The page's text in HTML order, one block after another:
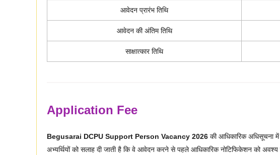
आवेदन प्रारंभ तिथि
आवेदन की अंतिम तिथि
साक्षात्कार तिथि
Application Fee
Begusarai DCPU Support Person Vacancy 2026 की आधिकारिक अधिसूचना
अभ्यर्थियों को सलाह दी जाती है कि वे आवेदन करने से पहले आधिकारिक नोटिफिकेशन को